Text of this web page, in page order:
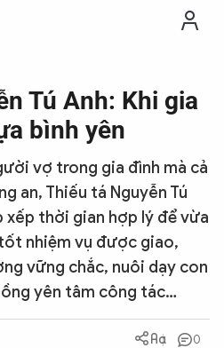
Tú Anh: Khi gia
bình yên
vợ trong gia đình mà cả
an, Thiếu tá Nguyễn Tú
xếp thời gian hợp lý để vừa
nhiệm vụ được giao,
vững chắc, nuôi dạy con
yên tâm công tác…
0